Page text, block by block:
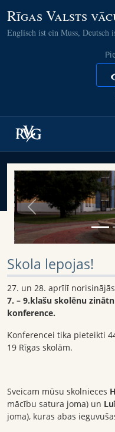
Rīgas Valsts
Englisch ist ein Muss, Deutsch
Previous
Skola lepojas!
27. un 28. aprīlī norisinājās
7. – 9.klašu skolēnu
konference.
Konferencei tika pieteikti
19 Rīgas skolām.
Sveicam mūsu skolnieces
mācību satura joma) un
joma), kuras abas